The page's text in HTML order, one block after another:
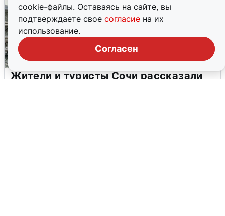
cookie-файлы. Оставаясь на сайте, вы
подтверждаете свое согласие на их
использование.
Согласен
Жители и туристы Сочи рассказали